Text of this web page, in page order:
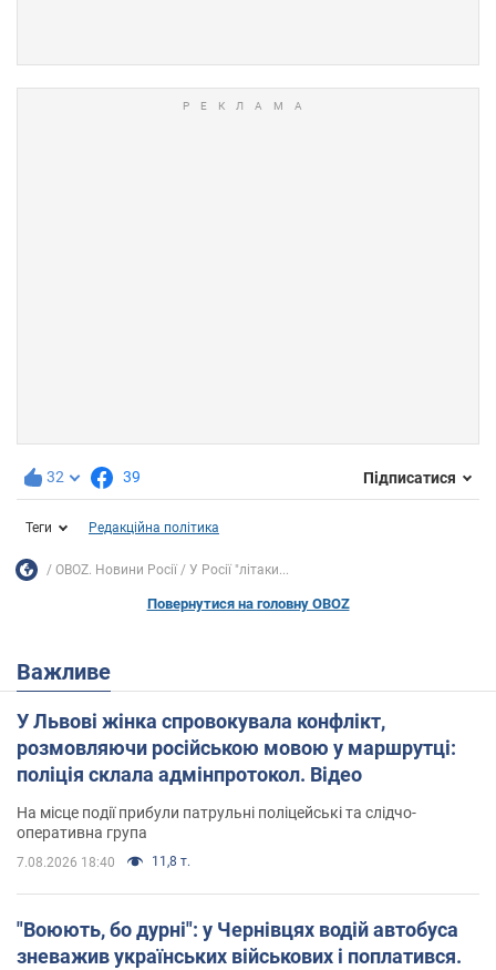
32 39 Підписатися
Теги Редакційна політика
OBOZ. Новини Росії У Росії "літаки...
Повернутися на головну OBOZ
Важливе
У Львові жінка спровокувала конфлікт,
розмовляючи російською мовою у маршрутці:
поліція склала адмінпротокол. Відео
На місце події прибули патрульні поліцейські та слідчо-
оперативна група
7.08.2026 18:40 11,8 т.
"Воюють, бо дурні": у Чернівцях водій автобуса
зневажив українських військових і поплатився.